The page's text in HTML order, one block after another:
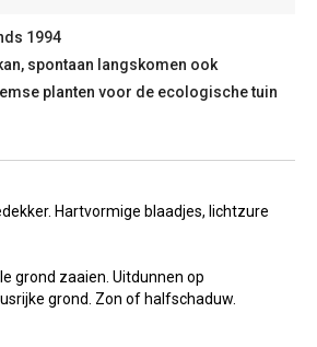
1994
spontaan langskomen ook
planten voor de ecologische tuin
Hartvormige blaadjes, lichtzure
grond zaaien. Uitdunnen op
grond. Zon of halfschaduw.